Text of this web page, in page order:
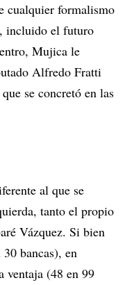
cualquier formalismo
incluido el futuro
Mujica le
Alfredo Fratti
se concretó en las
al que se
tanto el propio
Vázquez. Si bien
bancas), en
ventaja (48 en 99